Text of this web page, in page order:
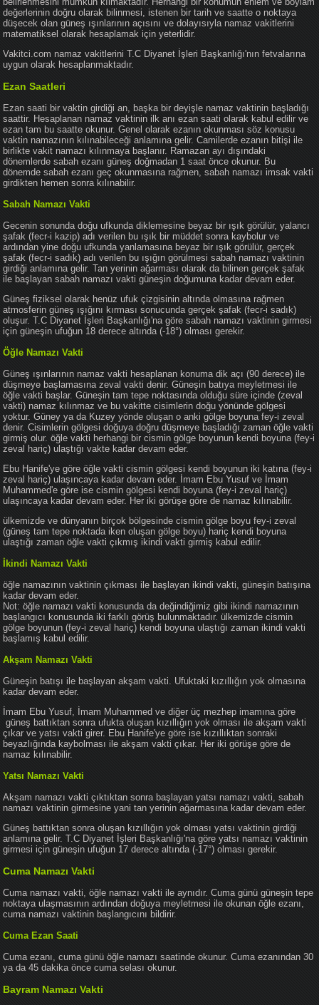
değerlerinin doğru olarak bilinmesi, istenen bir tarih ve saatte o noktaya
düşecek olan güneş ışınlarının açısını ve dolayısıyla namaz vakitlerini
matematiksel olarak hesaplamak için yeterlidir.
Vakitci.com namaz vakitlerini T.C Diyanet İşleri Başkanlığı'nın fetvalarına
uygun olarak hesaplanmaktadır.
Ezan Saatleri
Ezan saati bir vaktin girdiği an, başka bir deyişle namaz vaktinin başladığı
saattir. Hesaplanan namaz vaktinin ilk anı ezan saati olarak kabul edilir ve
ezan tam bu saatte okunur. Genel olarak ezanın okunması söz konusu
vaktin namazının kılınabileceği anlamına gelir. Camilerde ezanın bitişi ile
birlikte vakit namazı kılınmaya başlanır. Ramazan ayı dışındaki
dönemlerde sabah ezanı güneş doğmadan 1 saat önce okunur. Bu
dönemde sabah ezanı geç okunmasına rağmen, sabah namazı imsak vakti
girdikten hemen sonra kılınabilir.
Sabah Namazı Vakti
Gecenin sonunda doğu ufkunda diklemesine beyaz bir ışık görülür, yalancı
şafak (fecr-i kazip) adı verilen bu ışık bir müddet sonra kaybolur ve
ardından yine doğu ufkunda yanlamasına beyaz bir ışık görülür, gerçek
şafak (fecr-i sadık) adı verilen bu ışığın görülmesi sabah namazı vaktinin
girdiği anlamına gelir. Tan yerinin ağarması olarak da bilinen gerçek şafak
ile başlayan sabah namazı vakti güneşin doğumuna kadar devam eder.
Güneş fiziksel olarak henüz ufuk çizgisinin altında olmasına rağmen
atmosferin güneş ışığını kırması sonucunda gerçek şafak (fecr-i sadık)
oluşur. T.C Diyanet İşleri Başkanlığı'na göre sabah namazı vaktinin girmesi
için güneşin ufuğun 18 derece altında (-18°) olması gerekir.
Öğle Namazı Vakti
Güneş ışınlarının namaz vakti hesaplanan konuma dik açı (90 derece) ile
düşmeye başlamasına zeval vakti denir. Güneşin batıya meyletmesi ile
öğle vakti başlar. Güneşin tam tepe noktasında olduğu süre içinde (zeval
vakti) namaz kılınmaz ve bu vakitte cisimlerin doğu yönünde gölgesi
yoktur. Güney ya da Kuzey yönde oluşan o anki gölge boyuna fey-i zeval
denir. Cisimlerin gölgesi doğuya doğru düşmeye başladığı zaman öğle vakti
girmiş olur. öğle vakti herhangi bir cismin gölge boyunun kendi boyuna (fey-i
zeval hariç) ulaştığı vakte kadar devam eder.
Ebu Hanife'ye göre öğle vakti cismin gölgesi kendi boyunun iki katına (fey-i
zeval hariç) ulaşıncaya kadar devam eder. İmam Ebu Yusuf ve İmam
Muhammed'e göre ise cismin gölgesi kendi boyuna (fey-i zeval hariç)
ulaşıncaya kadar devam eder. Her iki görüşe göre de namaz kılınabilir.
ülkemizde ve dünyanın birçok bölgesinde cismin gölge boyu fey-i zeval
(güneş tam tepe noktada iken oluşan gölge boyu) hariç kendi boyuna
ulaştığı zaman öğle vakti çıkmış ikindi vakti girmiş kabul edilir.
İkindi Namazı Vakti
öğle namazının vaktinin çıkması ile başlayan ikindi vakti, güneşin batışına
kadar devam eder.
Not: öğle namazı vakti konusunda da değindiğimiz gibi ikindi namazının
başlangıcı konusunda iki farklı görüş bulunmaktadır. ülkemizde cismin
gölge boyunun (fey-i zeval hariç) kendi boyuna ulaştığı zaman ikindi vakti
başlamış kabul edilir.
Akşam Namazı Vakti
Güneşin batışı ile başlayan akşam vakti. Ufuktaki kızıllığın yok olmasına
kadar devam eder.
İmam Ebu Yusuf, İmam Muhammed ve diğer üç mezhep imamına göre
güneş battıktan sonra ufukta oluşan kızıllığın yok olması ile akşam vakti
çıkar ve yatsı vakti girer. Ebu Hanife'ye göre ise kızıllıktan sonraki
beyazlığında kaybolması ile akşam vakti çıkar. Her iki görüşe göre de
namaz kılınabilir.
Yatsı Namazı Vakti
Akşam namazı vakti çıktıktan sonra başlayan yatsı namazı vakti, sabah
namazı vaktinin girmesine yani tan yerinin ağarmasına kadar devam eder.
Güneş battıktan sonra oluşan kızıllığın yok olması yatsı vaktinin girdiği
anlamına gelir. T.C Diyanet İşleri Başkanlığı'na göre yatsı namazı vaktinin
girmesi için güneşin ufuğun 17 derece altında (-17°) olması gerekir.
Cuma Namazı Vakti
Cuma namazı vakti, öğle namazı vakti ile aynıdır. Cuma günü güneşin tepe
noktaya ulaşmasının ardından doğuya meyletmesi ile okunan öğle ezanı,
cuma namazı vaktinin başlangıcını bildirir.
Cuma Ezan Saati
Cuma ezanı, cuma günü öğle namazı saatinde okunur. Cuma ezanından 30
ya da 45 dakika önce cuma selası okunur.
Bayram Namazı Vakti